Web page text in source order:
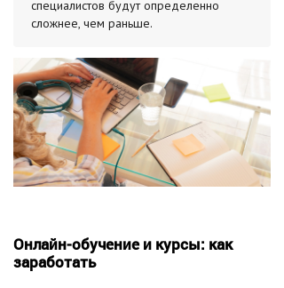
специалистов будут определенно
сложнее, чем раньше.
Онлайн-обучение и курсы: как
заработать